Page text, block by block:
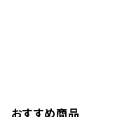
おすすめ商品